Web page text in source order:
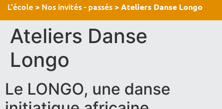
L'école > Nos invités - passés >Ateliers Danse Longo
Ateliers Danse
Longo
Le LONGO, une danse